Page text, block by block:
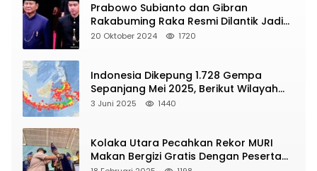
Prabowo Subianto dan Gibran
Rakabuming Raka Resmi Dilantik Jadi
Presiden dan Wapres RI
20 Oktober 2024 1720
Indonesia Dikepung 1.728 Gempa
Sepanjang Mei 2025, Berikut Wilayah
Yang Intens Diguncang!
3 Juni 2025 1440
Kolaka Utara Pecahkan Rekor MURI
Makan Bergizi Gratis Dengan Peserta